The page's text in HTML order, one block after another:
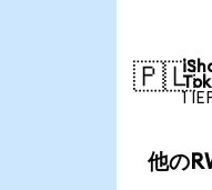
🇵🇱
1
他の